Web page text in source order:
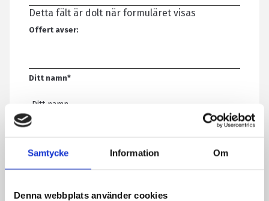
Samtycke Information Om
Denna webbplats använder cookies
Detta fält är dolt när formuläret visas
Offert avser:
Ditt namn*
E-post